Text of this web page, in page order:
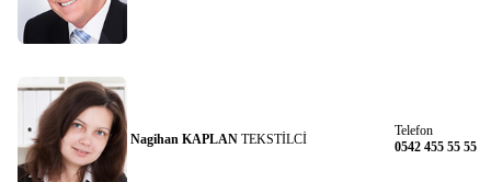
Nagihan KAPLAN TEKSTİLCİ
Telefon
0542 455 55 55